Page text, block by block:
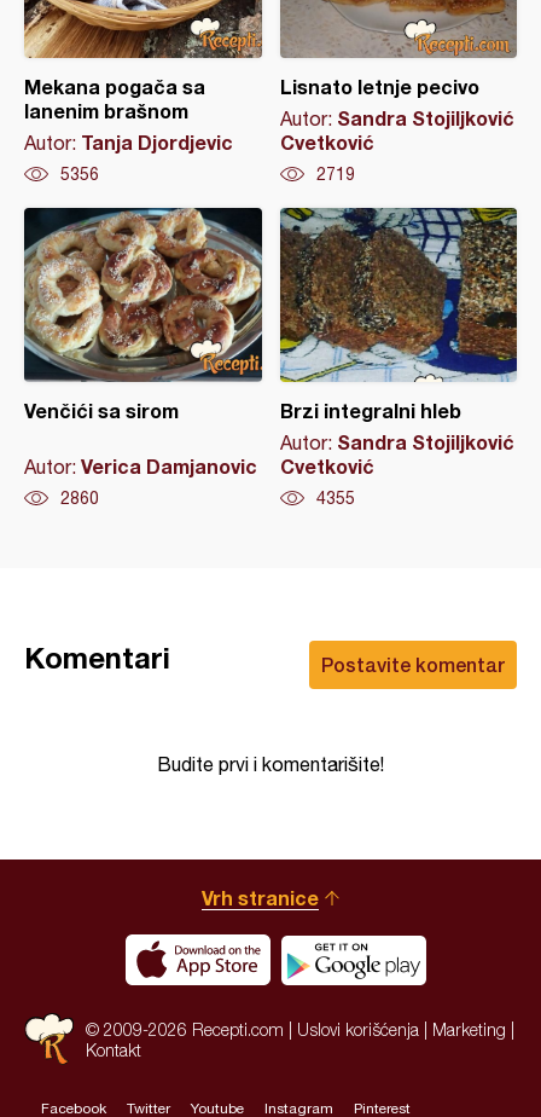
Mekana pogača sa
lanenim brašnom
Autor: Tanja Djordjevic
5356
Lisnato letnje pecivo
Autor: Sandra Stojiljković
Cvetković
2719
Venčići sa sirom
Autor: Verica Damjanovic
2860
Brzi integralni hleb
Autor: Sandra Stojiljković
Cvetković
4355
Postavite komentar
Komentari
Budite prvi i komentarišite!
Vrh stranice
© 2009-2026 Recepti.com | Uslovi korišćenja Marketing
Kontakt
Facebook Twitter Youtube Instagram Pinterest